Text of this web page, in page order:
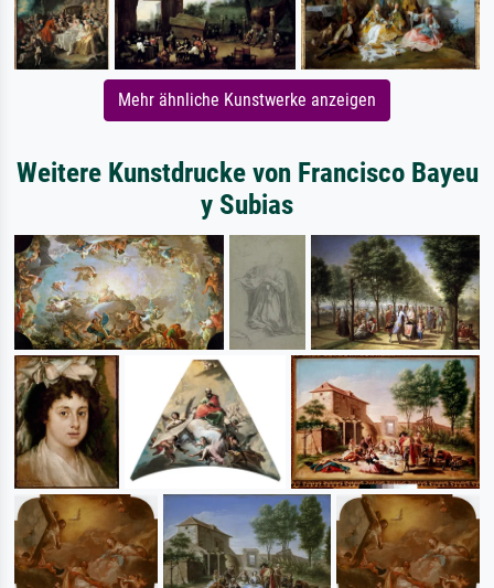
Mehr ähnliche Kunstwerke anzeigen
Weitere Kunstdrucke von Francisco Bayeu
y Subias